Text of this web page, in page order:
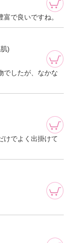
で良いですね。
)
でしたが、なかな
けでよく出掛けて